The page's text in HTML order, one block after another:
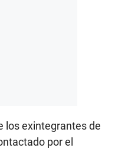
los exintegrantes de
por el